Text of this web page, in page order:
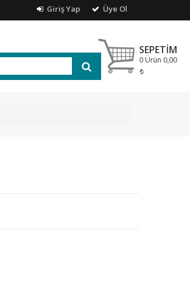
Giriş Yap Üye Ol
SEPETIM
0 Ürün 0,00